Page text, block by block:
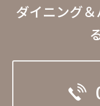
ダイニング